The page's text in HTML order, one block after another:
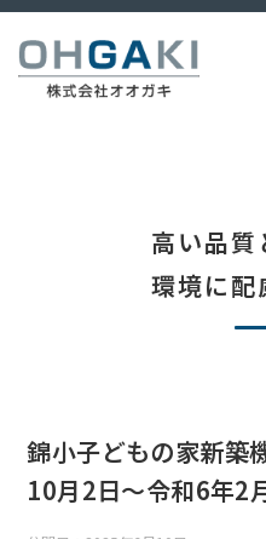
高い品質
環境に配
錦小子どもの家新築
10月2日～令和6年2